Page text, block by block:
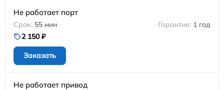
Не работает порт
55 мин
1 год
2 150 ₽
Заказать
Не работает привод